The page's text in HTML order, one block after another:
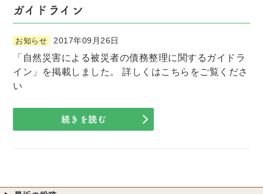
ガイドライン
お知らせ 2017年09月26日
「自然災害による被災者の債務整理に関するガイドラ
イン」を掲載しました。 詳しくはこちらをご覧くださ
い
続きを読む
相談の流れ
所属弁護士検索
弁護士会について